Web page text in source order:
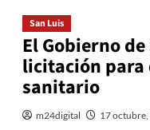
San Luis
El Gobierno
licitación
sanitario
m24digital 17